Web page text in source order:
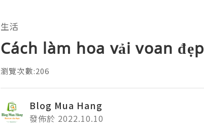
生活
Cách làm hoa vải voan
瀏覽次數:206
Blog Mua Hang
發佈於 2022.10.10